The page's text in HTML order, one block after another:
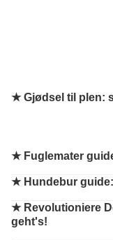
★ Gjødsel til plen:
★ Fuglemater
★ Hundebur
★ Revolutioniere
geht's!